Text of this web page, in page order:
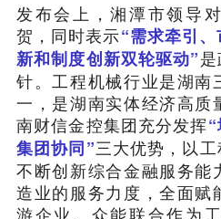
发布会上，湘潭市领导
贺，同时表示“需求牵引
新和制度创新双轮驱动”
针。工程机械行业是湖南
一，是湖南实体经济高质
南财信金控集团充分发挥
集团协同”三大优势，以
不断创新综合金融服务能
造业的服务力度，全面赋
游企业。众能联合作为